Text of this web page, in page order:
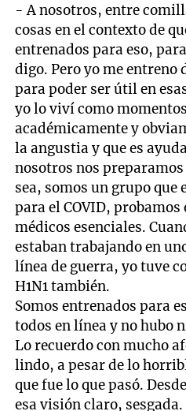
minute,
23
seconds
- A nosotros, entre
cosas en el contexto de
entrenados para eso,
digo. Pero yo me entreno
para poder ser útil en
yo lo viví como
académicamente y
la angustia y que es
nosotros nos preparamos
sea, somos un grupo que
para el COVID, probamos
médicos esenciales.
estaban trabajando en
línea de guerra, yo tuve
H1N1 también.
Somos entrenados para
todos en línea y no hubo
Lo recuerdo con mucho
lindo, a pesar de lo
que fue lo que pasó.
esa visión claro,